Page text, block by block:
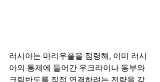
러시아는 마리우풀을 점령해, 이미 러시
아의 통제에 들어간 우크라이나 동부와
크림반도를 직접 연결하려는 전략을 갖